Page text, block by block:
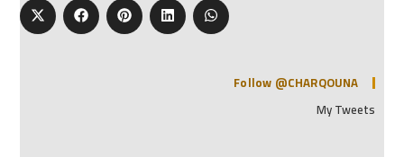
Follow @CHARQOUNA
My Tweets